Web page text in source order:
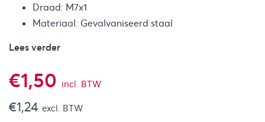
Draad: M7x1
Materiaal: Gevalvaniseerd staal
Lees verder
€1,50 incl. BTW
€1,24 excl. BTW